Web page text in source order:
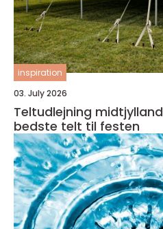
inspiration
03. July 2026
Teltudlejning midtjylland sådan får du det
bedste telt til festen